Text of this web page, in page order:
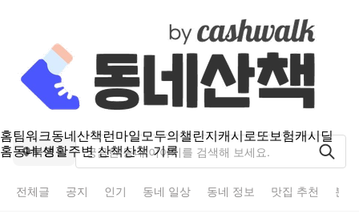
홈팀워크동네산책런마일모두의챌린지캐시로또보험캐시딜
홈동네 생활주변 산책산책 기록
북면
전체글 공지 인기 동네 일상 동네 정보 맛집 추천 분